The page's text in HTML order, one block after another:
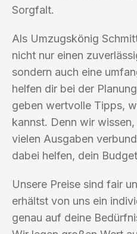
Sorgfalt.
Als Umzugskönig
nicht nur einen
sondern auch eine
helfen dir bei der
geben wertvolle Tipps,
kannst. Denn wir
vielen Ausgaben
dabei helfen, dein
Unsere Preise sind fair
erhältst von uns ein
genau auf deine